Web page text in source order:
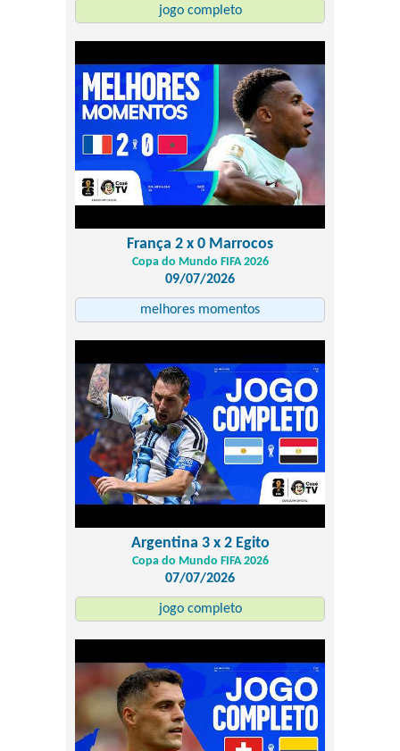
jogo completo
França 2 x 0 Marrocos
Copa do Mundo FIFA 2026
09/07/2026
melhores momentos
Argentina 3 x 2 Egito
Copa do Mundo FIFA 2026
07/07/2026
jogo completo